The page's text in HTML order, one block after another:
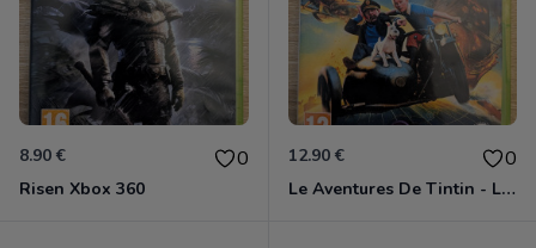
8.90 € 0
Risen Xbox 360
12.90 € 0
Le Aventures De Tintin - Le Secret De La Licorne Xbox 360